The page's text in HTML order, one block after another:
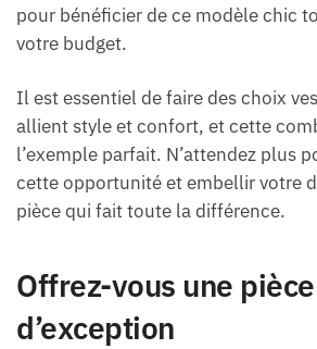
pour bénéficier de ce modèle chic
votre budget.
Il est essentiel de faire des choix
allient style et confort, et cette
l’exemple parfait. N’attendez plus
cette opportunité et embellir votre
pièce qui fait toute la différence.
Offrez-vous une pièce
d’exception